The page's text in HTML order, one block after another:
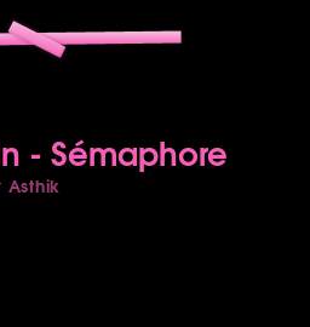
- Sémaphore
Asthik